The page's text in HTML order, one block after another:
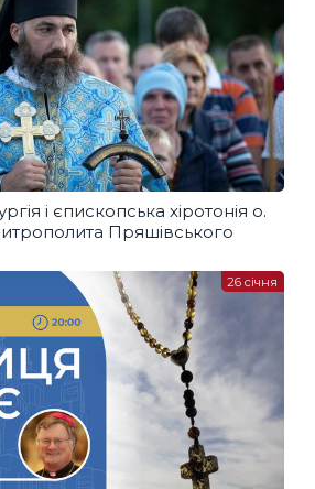
і єпископська хіротонія о.
Пряшівського
26 січня